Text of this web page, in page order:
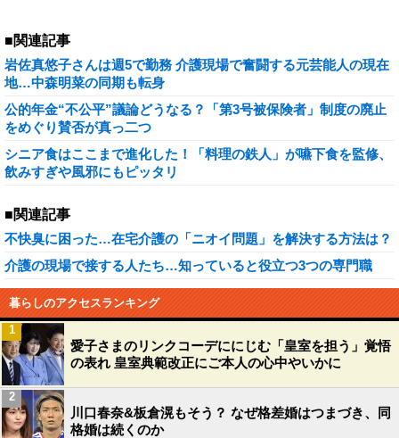
■関連記事
岩佐真悠子さんは週5で勤務 介護現場で奮闘する元芸能人の現在
地…中森明菜の同期も転身
公的年金“不公平”議論どうなる？「第3号被保険者」制度の廃止
をめぐり賛否が真っ二つ
シニア食はここまで進化した！「料理の鉄人」が嚥下食を監修、
飲みすぎや風邪にもピッタリ
■関連記事
不快臭に困った…在宅介護の「ニオイ問題」を解決する方法は？
介護の現場で接する人たち…知っていると役立つ3つの専門職
暮らしのアクセスランキング
愛子さまのリンクコーデににじむ「皇室を担う」覚悟
の表れ 皇室典範改正にご本人の心中やいかに
1
川口春奈&板倉滉もそう？ なぜ格差婚はつまづき、同
格婚は続くのか
2